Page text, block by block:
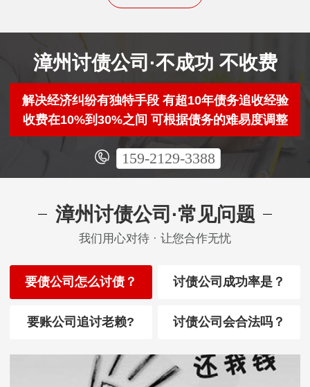
漳州讨债公司·不成功 不收费
解决经济纠纷有独特手段 有超10年债务追收经验
收费在10%到30%之间 可根据债务的难易度调整
159-2129-3388
漳州讨债公司·常见问题
我们用心对待 · 让您合作无忧
要债公司怎么讨债？ 讨债公司成功率是？
要账公司追讨老赖? 讨债公司会合法吗？